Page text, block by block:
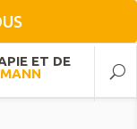
ET DE